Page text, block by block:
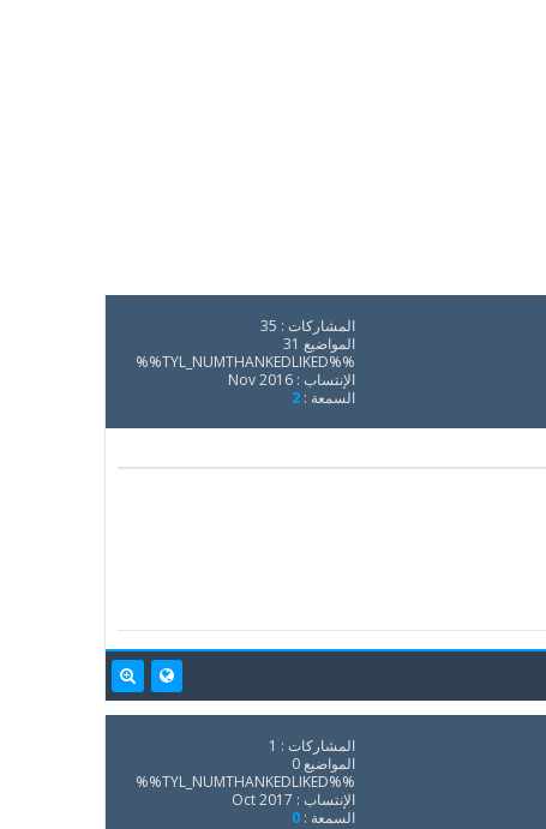
المشاركات : 35
المواضيع 31
%%TYL_NUMTHANKEDLIKED%%
الإنتساب : Nov 2016
السمعة : 2
المشاركات : 1
المواضيع 0
%%TYL_NUMTHANKEDLIKED%%
الإنتساب : Oct 2017
السمعة : 0